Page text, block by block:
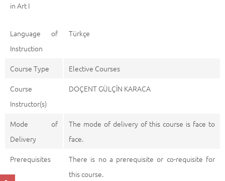
in Art I
Language of
Instruction
Türkçe
Course Type
Elective Courses
Course
Instructor(s)
DOÇENT GÜLÇİN KARACA
Mode of
Delivery
The mode of delivery of this course is face to
face.
Prerequisites
There is no a prerequisite or co-requisite for
this course.